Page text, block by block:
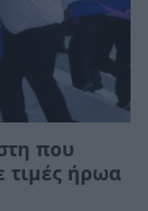
που
τιμές ήρωα